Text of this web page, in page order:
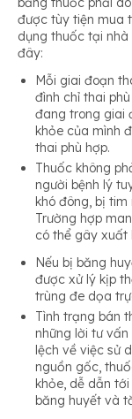
được tùy tiện mua
dụng thuốc tại nhà
đây:
Mỗi giai đoạn
đình chỉ thai
đang trong giai
khỏe của mình
thai phù hợp.
Thuốc không
người bệnh lý
khó đông, bị
Trường hợp
có thể gây xuất
Nếu bị băng
được xử lý kịp
trùng đe dọa
Tình trạng bán
những lời tư
lệch về việc sử
nguồn gốc,
khỏe, dễ dẫn
băng huyết và